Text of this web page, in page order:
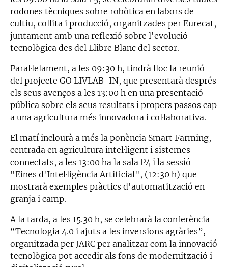
rodones tècniques sobre robòtica en labors de
cultiu, collita i producció, organitzades per Eurecat,
juntament amb una reflexió sobre l'evolució
tecnològica des del Llibre Blanc del sector.
Paral·lelament, a les 09:30 h, tindrà lloc la reunió
del projecte GO LIVLAB-IN, que presentarà després
els seus avenços a les 13:00 h en una presentació
pública sobre els seus resultats i propers passos cap
a una agricultura més innovadora i col·laborativa.
El matí inclourà a més la ponència Smart Farming,
centrada en agricultura intel·ligent i sistemes
connectats, a les 13:00 ha la sala P4 i la sessió
"Eines d'Intel·ligència Artificial", (12:30 h) que
mostrarà exemples pràctics d'automatització en
granja i camp.
A la tarda, a les 15.30 h, se celebrarà la conferència
“Tecnologia 4.0 i ajuts a les inversions agràries”,
organitzada per JARC per analitzar com la innovació
tecnològica pot accedir als fons de modernització i